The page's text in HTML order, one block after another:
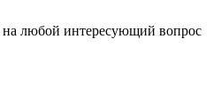
любой интересующий вопрос